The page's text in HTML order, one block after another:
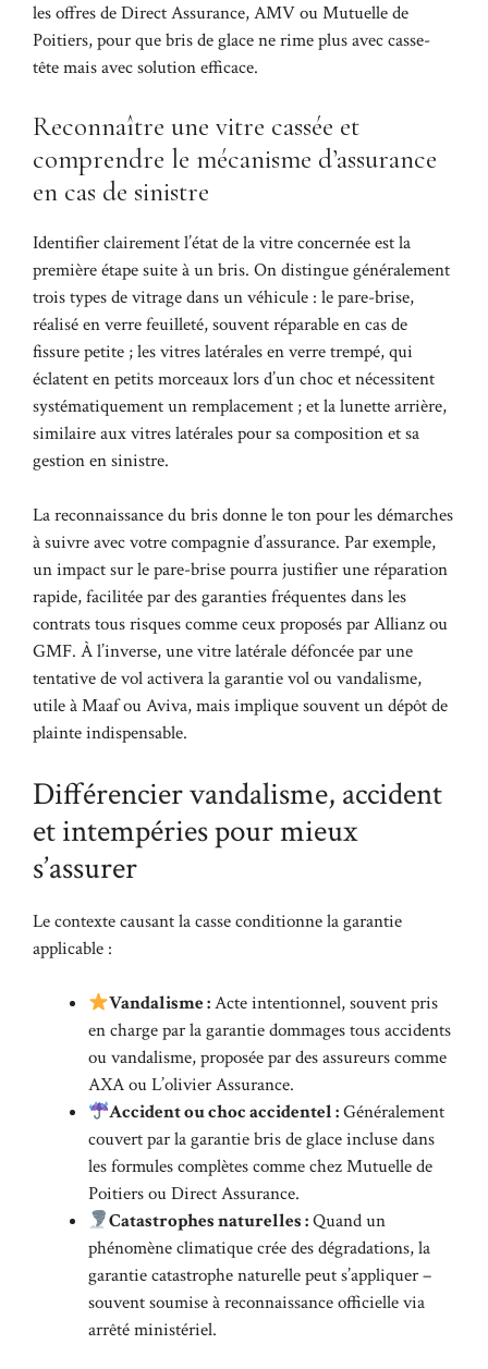
les offres de Direct Assurance, AMV ou Mutuelle de
Poitiers, pour que bris de glace ne rime plus avec casse-
tête mais avec solution efficace.
Reconnaître une vitre cassée et
comprendre le mécanisme d’assurance
en cas de sinistre
Identifier clairement l’état de la vitre concernée est la
première étape suite à un bris. On distingue généralement
trois types de vitrage dans un véhicule : le pare-brise,
réalisé en verre feuilleté, souvent réparable en cas de
fissure petite ; les vitres latérales en verre trempé, qui
éclatent en petits morceaux lors d’un choc et nécessitent
systématiquement un remplacement ; et la lunette arrière,
similaire aux vitres latérales pour sa composition et sa
gestion en sinistre.
La reconnaissance du bris donne le ton pour les démarches
à suivre avec votre compagnie d’assurance. Par exemple,
un impact sur le pare-brise pourra justifier une réparation
rapide, facilitée par des garanties fréquentes dans les
contrats tous risques comme ceux proposés par Allianz ou
GMF. À l’inverse, une vitre latérale défoncée par une
tentative de vol activera la garantie vol ou vandalisme,
utile à Maaf ou Aviva, mais implique souvent un dépôt de
plainte indispensable.
Différencier vandalisme, accident
et intempéries pour mieux
s’assurer
Le contexte causant la casse conditionne la garantie
applicable :
Vandalisme :Acte intentionnel, souvent pris
en charge par la garantie dommages tous accidents
ou vandalisme, proposée par des assureurs comme
AXA ou L’olivier Assurance.
Accident ou choc accidentel :Généralement
couvert par la garantie bris de glace incluse dans
les formules complètes comme chez Mutuelle de
Poitiers ou Direct Assurance.
Catastrophes naturelles :Quand un
phénomène climatique crée des dégradations, la
garantie catastrophe naturelle peut s’appliquer –
souvent soumise à reconnaissance officielle via
arrêté ministériel.